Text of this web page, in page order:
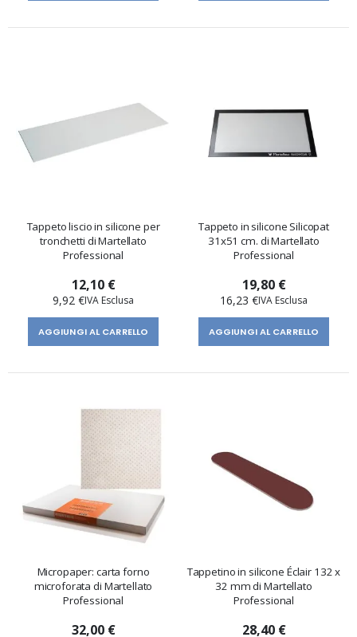
Tappeto liscio in silicone per
tronchetti di Martellato
Professional
12,10 €
9,92 €
AGGIUNGI AL CARRELLO
Tappeto in silicone Silicopat
31x51 cm. di Martellato
Professional
19,80 €
16,23 €
AGGIUNGI AL CARRELLO
Micropaper: carta forno
microforata di Martellato
Professional
32,00 €
Tappetino in silicone Éclair 132 x
32 mm di Martellato
Professional
28,40 €